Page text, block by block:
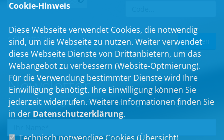
* Pflichtfeld
Newsletter
Erhalten Sie Neuigkeiten aus dem Landtag und der Region.
Cookie-Hinweis
Diese Webseite verwendet Cookies, die notwendig
sind, um die Webseite zu nutzen. Weiter verwendet
diese Webseite Dienste von Drittanbietern, um das
Webangebot zu verbessern (Website-Optmierung).
Für die Verwendung bestimmter Dienste wird Ihre
Einwilligung benötigt. Ihre Einwilligung können Sie
jederzeit widerrufen. Weitere Informationen finden Sie
in der Datenschutzerklärung.
Technisch notwendige Cookies (Übersicht)